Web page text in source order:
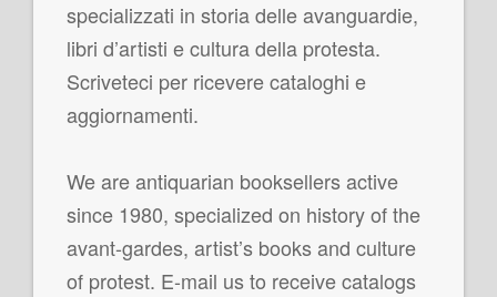
specializzati in storia delle avanguardie,
libri d’artisti e cultura della protesta.
Scriveteci per ricevere cataloghi e
aggiornamenti.
We are antiquarian booksellers active
since 1980, specialized on history of the
avant-gardes, artist’s books and culture
of protest. E-mail us to receive catalogs